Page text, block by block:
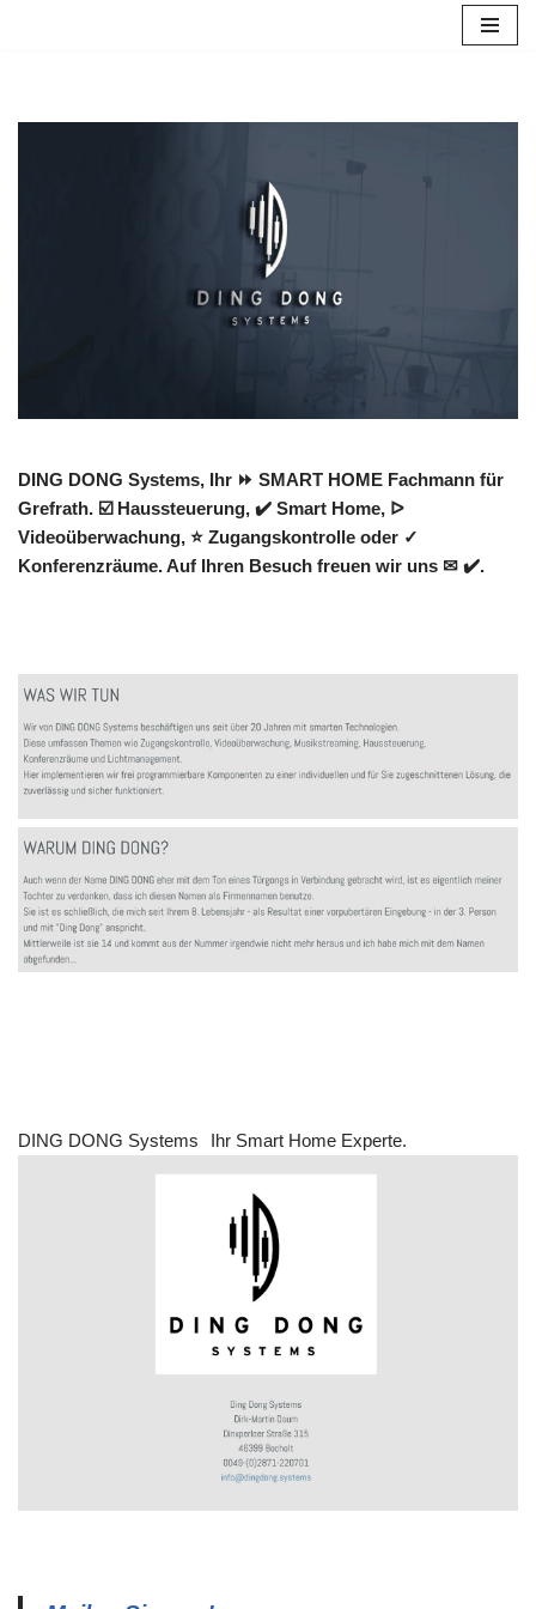
springen
DING DONG Systems, Ihr ⏩ SMART HOME Fachmann für
Grefrath. ☑️ Haussteuerung, ✔️ Smart Home, ᐅ
Videoüberwachung, ⭐ Zugangskontrolle oder ✓
Konferenzräume. Auf Ihren Besuch freuen wir uns ✉ ✔️.
DING DONG Systems Ihr Smart Home Experte.